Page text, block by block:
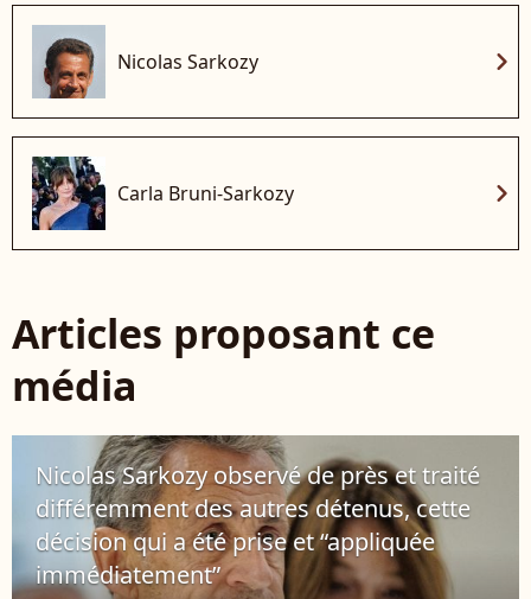
Nicolas Sarkozy chevron_right
Carla Bruni-Sarkozy chevron_right
Articles proposant ce
média
Nicolas Sarkozy observé de près et traité
différemment des autres détenus, cette
décision qui a été prise et “appliquée
immédiatement”